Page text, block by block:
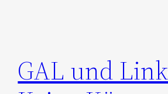
GAL und